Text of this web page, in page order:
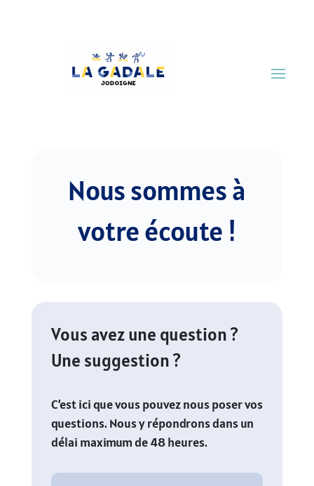
Nous sommes à
votre écoute !
Vous avez une question ?
Une suggestion ?
C’est ici que vous pouvez nous poser vos
questions. Nous y répondrons dans un
délai maximum de 48 heures.